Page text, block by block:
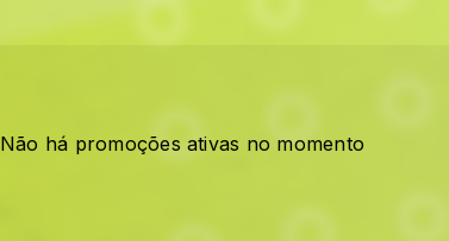
Não há promoções ativas no momento